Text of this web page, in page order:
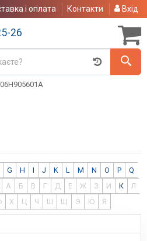
і оплата Контакти Вхід
26
G H I J K L M N O P
Q
А Б В Г Д Е Ж З И К
Л
Х Ц Ч Ш Щ Э Ю Я